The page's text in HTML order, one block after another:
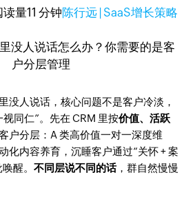
读量11 分钟陈行远 | SaaS增长策略
没人说话，核心问题不是客户冷淡，
同仁”。先在 CRM 里按价值、活跃
户分层：A 类高价值一对一深度维
化内容养育，沉睡客户通过“关怀 + 案
唤醒。不同层说不同的话，群自然慢慢